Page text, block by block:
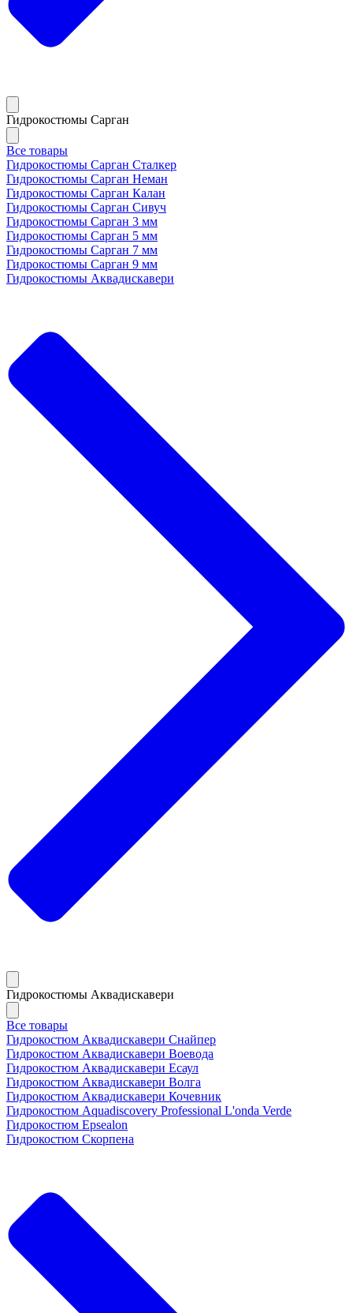
Гидрокостюмы Сарган
Все товары
Гидрокостюмы Сарган Сталкер
Гидрокостюмы Сарган Неман
Гидрокостюмы Сарган Калан
Гидрокостюмы Сарган Сивуч
Гидрокостюмы Сарган 3 мм
Гидрокостюмы Сарган 5 мм
Гидрокостюмы Сарган 7 мм
Гидрокостюмы Сарган 9 мм
Гидрокостюмы Аквадискавери
Гидрокостюмы Аквадискавери
Все товары
Гидрокостюм Аквадискавери Снайпер
Гидрокостюм Аквадискавери Воевода
Гидрокостюм Аквадискавери Есаул
Гидрокостюм Аквадискавери Волга
Гидрокостюм Аквадискавери Кочевник
Гидрокостюм Aquadiscovery Professional L'onda Verde
Гидрокостюм Epsealon
Гидрокостюм Скорпена